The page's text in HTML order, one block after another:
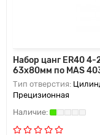
Набор цанг ER40
63x80мм по MAS
Тип отверстия:
Прецизионная